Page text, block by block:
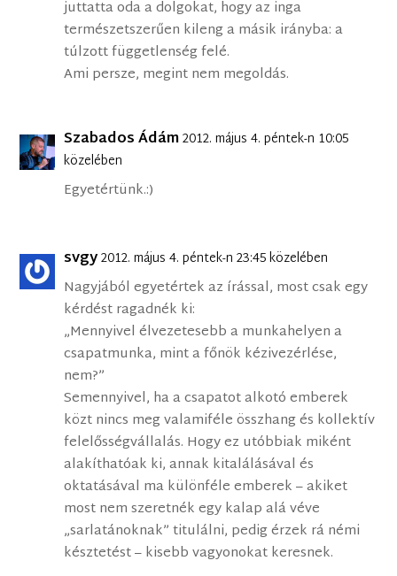
juttatta oda a dolgokat, hogy az inga
természetszerűen kileng a másik irányba: a
túlzott függetlenség felé.
Ami persze, megint nem megoldás.
Szabados Ádám2012. május 4. péntek-n 10:05
közelében
Egyetértünk.:)
svgy2012. május 4. péntek-n 23:45 közelében
Nagyjából egyetértek az írással, most csak egy
kérdést ragadnék ki:
„Mennyivel élvezetesebb a munkahelyen a
csapatmunka, mint a főnök kézivezérlése,
nem?”
Semennyivel, ha a csapatot alkotó emberek
közt nincs meg valamiféle összhang és kollektív
felelősségvállalás. Hogy ez utóbbiak miként
alakíthatóak ki, annak kitalálásával és
oktatásával ma különféle emberek – akiket
most nem szeretnék egy kalap alá véve
„sarlatánoknak” titulálni, pedig érzek rá némi
késztetést – kisebb vagyonokat keresnek.